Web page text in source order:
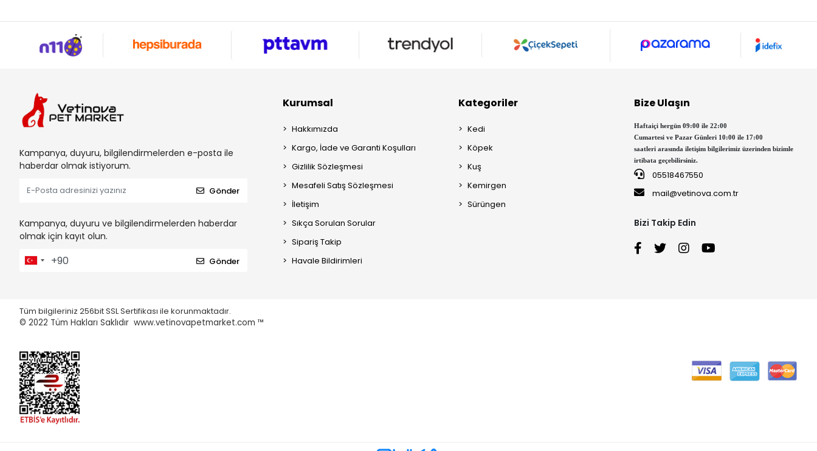
Kampanya, duyuru, bilgilendirmelerden e-posta ile
haberdar olmak istiyorum.
Gönder
Kampanya, duyuru ve bilgilendirmelerden haberdar
olmak için kayıt olun.
Gönder
Kurumsal
Hakkımızda
Kargo, İade ve Garanti Koşulları
Gizlilik Sözleşmesi
Mesafeli Satış Sözleşmesi
İletişim
Sıkça Sorulan Sorular
Sipariş Takip
Havale Bildirimleri
Kategoriler
Kedi
Köpek
Kuş
Kemirgen
Sürüngen
Bize Ulaşın
Haftaiçi hergün 09:00 ile 22:00
Cumartesi ve Pazar Günleri 10:00 ile 17:00
saatleri arasında iletişim bilgilerimiz üzerinden bizimle
irtibata geçebilirsiniz.
05518467550
mail@vetinova.com.tr
Bizi Takip Edin
Tüm bilgileriniz 256bit SSL Sertifikası ile korunmaktadır.
© 2022 Tüm Hakları Saklıdır www.vetinovapetmarket.com ™